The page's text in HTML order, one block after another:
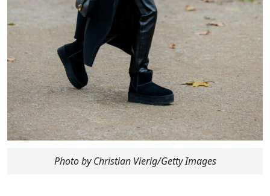
Photo by Christian Vierig/Getty Images